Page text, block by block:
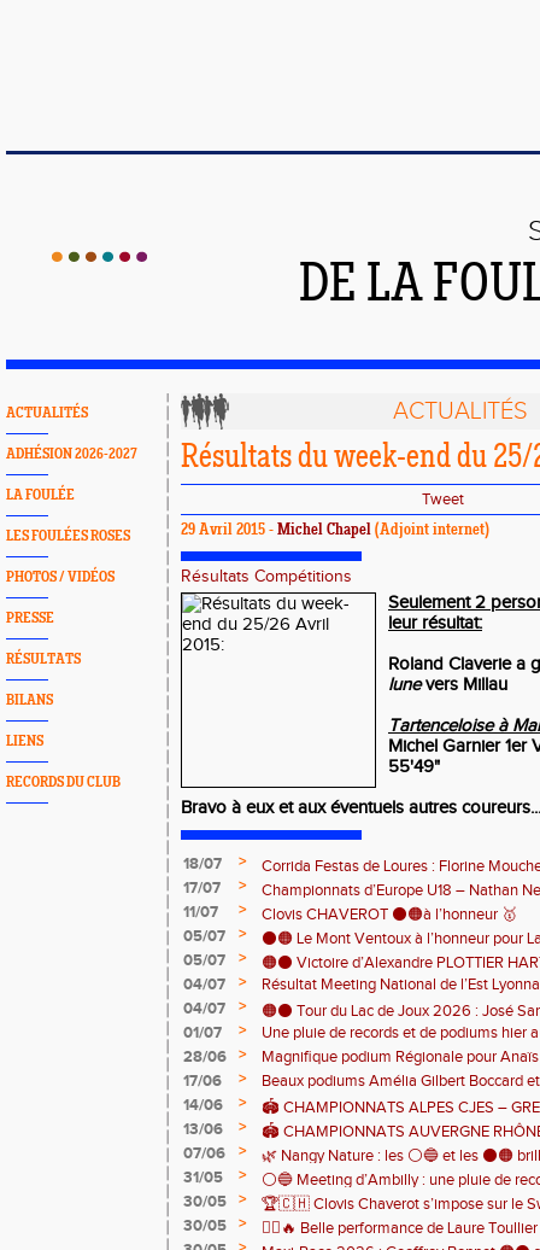
DE LA
ACTUALITÉS
ADHÉSION 2026-2027
LA FOULÉE
LES FOULÉES ROSES
PHOTOS / VIDÉOS
PRESSE
RÉSULTATS
BILANS
LIENS
RECORDS DU CLUB
ACTUALITÉS
Résultats du week-end du
Tweet
29 Avril 2015 - Michel Chapel (Adjoint internet)
Résultats Compétitions
Seulement 2
leur résultat:
Roland Claverie a
lunevers Millau
Tartenceloise à
Michel Garnier 1er
55'49"
Bravo à eux et aux éventuels autres
18/07 >
Corrida Festas de Loures : Florine
! 🇵🇹
17/07 >
Championnats d’Europe U18 – Nathan
🇨🇭🏃
11/07 >
Clovis CHAVEROT ⚫️🟠à l’honneur 🥇
05/07
>
⚫️🟠 Le Mont Ventoux à l’honneur pour
05/07
>
🟠⚫️ Victoire d’Alexandre PLOTTIER
– La Garinette ! 🏆👏
04/07 >
Résultat Meeting National de l’Est
04/07
>
🟠⚫️ Tour du Lac de Joux 2026 : José
catégorie ! 🏃‍♂️🏆
01/07 >
Une pluie de records et de podiums hier
clôturer en beauté cette belle saison
28/06 >
Magnifique podium Régionale pour
17/06
>
Beaux podiums Amélia Gilbert Boccard
14/06
>
🏟️ CHAMPIONNATS ALPES CJES –
2026
13/06 >
🏟️ CHAMPIONNATS AUVERGNE
Pontcharra 📅 Samedi 13 juin 2026
07/06 >
🌿 Nangy Nature : les ⚪️🔵 et les ⚫️🟠
31/05
>
⚪️🔵 Meeting d’Ambilly : une pluie de
athlètes de l’EAA ! ⚫️🟠
30/05 >
🏆🇨🇭 Clovis Chaverot s’impose sur le
30/05
>
🏃‍♀️🔥 Belle performance de Laure